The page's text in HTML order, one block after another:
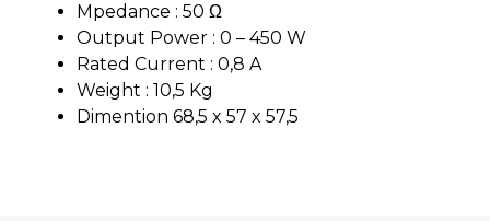
Mpedance : 50 Ω
Output Power : 0 – 450 W
Rated Current : 0,8 A
Weight : 10,5 Kg
Dimention 68,5 x 57 x 57,5